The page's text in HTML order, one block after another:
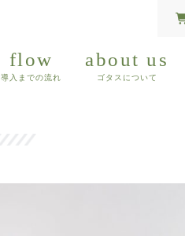
flow
導入までの流れ
about us
ゴタスについて